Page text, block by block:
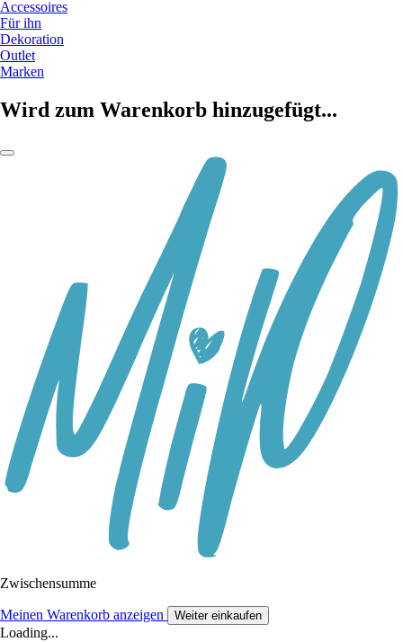
Accessoires
Für ihn
Dekoration
Outlet
Marken
Wird zum Warenkorb hinzugefügt...
Zwischensumme
Meinen Warenkorb anzeigen Weiter einkaufen
Loading...